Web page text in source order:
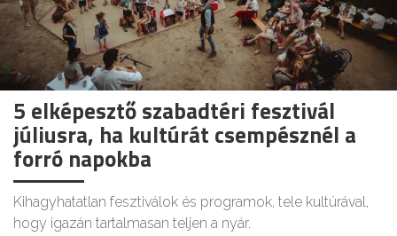
5 elképesztő szabadtéri fesztivál
júliusra, ha kultúrát csempésznél a
forró napokba
Kihagyhatatlan fesztiválok és programok, tele kultúrával,
hogy igazán tartalmasan teljen a nyár.